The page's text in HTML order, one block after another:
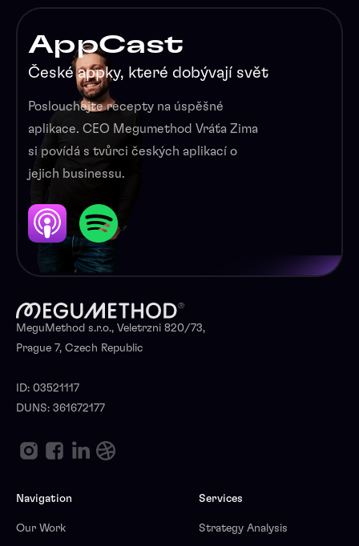
AppCast
České appky, které dobývají svět
Poslouchejte recepty na úspěšné
aplikace. CEO Megumethod Vráťa Zima
si povídá s tvůrci českých aplikací o
jejich businessu.
MeguMethod s.r.o., Veletrzni 820/73,
Prague 7, Czech Republic
ID: 03521117
DUNS: 361672177
Navigation
Our Work
Services
Strategy Analysis